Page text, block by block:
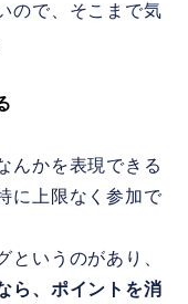
ので、そこまで気
んかを表現できる
に上限なく参加で
というのがあり、
ら、ポイントを消